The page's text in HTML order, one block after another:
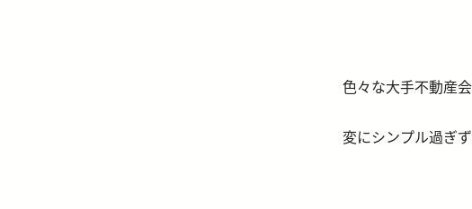
色々な大手不動産
変にシンプル過ぎ